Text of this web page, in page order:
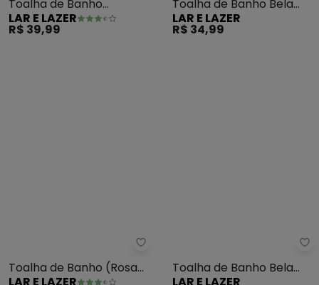
Toalha de Banho
(Bailarina) 1 Peça
LAR E LAZER
R$ 39,99
Toalha de Banho Bela
Royale (Preto)
LAR E LAZER
R$ 34,99
Toalha de Banho (Rosa
Toalha de Banho Bela